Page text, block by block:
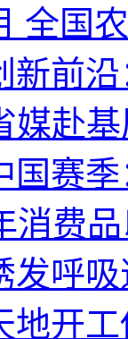
全国
新前
媒赴
国赛
消费
发呼
地开